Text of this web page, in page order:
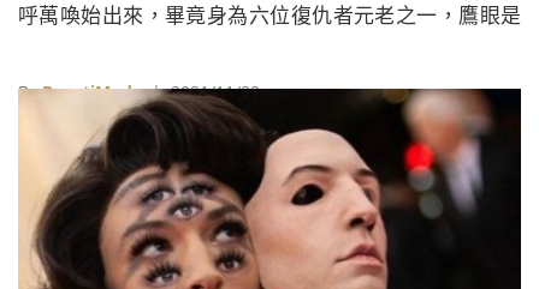
呼萬喚始出來，畢竟身為六位復仇者元老之一，鷹眼是
《爆米花看電影》受邀參加了《鷹眼》的國際記者會，
搶先一睹了兩集超級精彩的新篇章，趕快先把看點整理
起來，絕對讓大家看劇更有感！
ByBeautiMode| 2021/11/22